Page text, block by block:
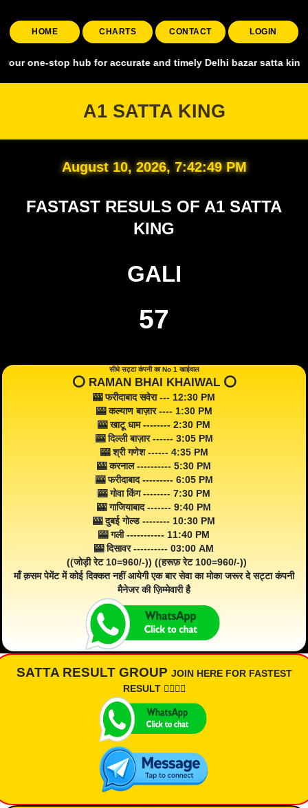
HOME CHARTS CONTACT LOGIN
hub for accurate and timely Delhi bazar satta king,
A1 SATTA KING
August 10, 2026, 7:42:50 PM
FASTAST RESULS OF A1 SATTA
KING
GALI
57
सीधे सट्टा कंपनी का No 1 खाईवाल
⭕️ RAMAN BHAI KHAIWAL ⭕️
🎰 फरीदाबाद सवेरा --- 12:30 PM
🎰 कल्याण बाज़ार ---- 1:30 PM
🎰 खाटू धाम -------- 2:30 PM
🎰 दिल्ली बाज़ार ------ 3:05 PM
🎰 श्री गणेश ------ 4:35 PM
🎰 करनाल ---------- 5:30 PM
🎰 फरीदाबाद --------- 6:05 PM
🎰 गोवा किंग -------- 7:30 PM
🎰 गाजियाबाद ------- 9:40 PM
🎰 दुबई गोल्ड -------- 10:30 PM
🎰 गली ----------- 11:40 PM
🎰 दिसावर ---------- 03:00 AM
((जोड़ी रेट 10=960/-)) ((हरूफ़ रेट 100=960/-))
माँ क़सम पेमेंट में कोई दिक्कत नहीं आयेगी एक बार सेवा का मोका जरूर दे सट्टा कंपनी
मैनेजर की ज़िम्मेवारी है
SATTA RESULT GROUP JOIN HERE FOR FASTEST
RESULT 👇🏾👇🏾